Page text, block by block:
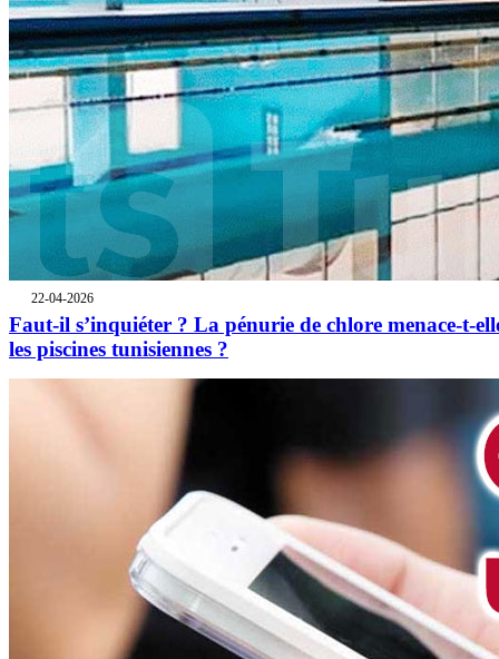
22-04-2026
Faut-il s’inquiéter ? La pénurie de chlore menace-t-
les piscines tunisiennes ?